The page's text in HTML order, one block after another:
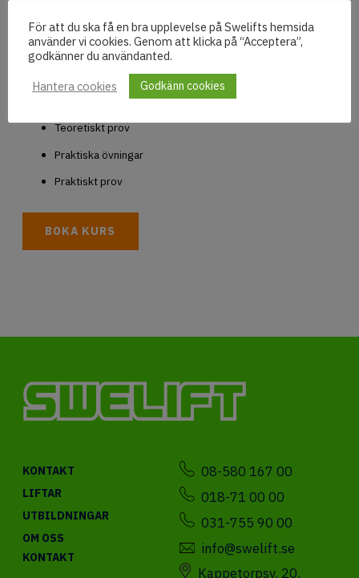
Godshantering
Daglig tillsyn
Trafikbestämmelser
Teoretiskt prov
Praktiska övningar
Praktiskt prov
BOKA KURS
KONTAKT
LIFTAR
UTBILDNINGAR
OM OSS
KONTAKT
08-580 167 00
018-71 00 00
031-755 90 00
info@swelift.se
Kappetorpsv. 20,
För att du ska få en bra upplevelse på Swelifts hemsida
använder vi cookies. Genom att klicka på “Acceptera”,
godkänner du användanted.
Hantera cookies
Godkänn cookies